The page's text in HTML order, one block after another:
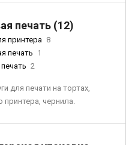
печать (12)
принтера 8
печать
1
2
для печати на тортах,
принтера, чернила.